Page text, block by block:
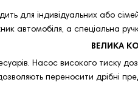
для індивідуальних або
автомобіля, а спеціальна
ВЕЛИКА
Насос високого тиску
переносити дрібні